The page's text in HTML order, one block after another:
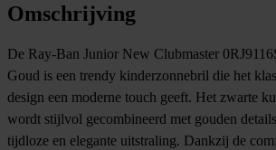
Omschrijving
De Ray-Ban Junior New Clubmaster
Goud is een trendy kinderzonnebril die het
design een moderne touch geeft. Het zwarte
wordt stijlvol gecombineerd met gouden
tijdloze en elegante uitstraling. Dankzij de